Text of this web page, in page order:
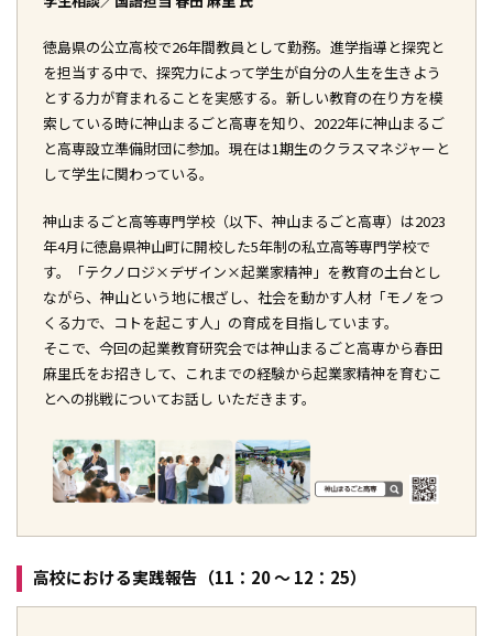
徳島県の公立高校で26年間教員として勤務。進学指導と探究と
を担当する中で、探究力によって学生が自分の人生を生きよう
とする力が育まれることを実感する。新しい教育の在り方を模
索している時に神山まるごと高専を知り、2022年に神山まるご
と高専設立準備財団に参加。現在は1期生のクラスマネジャーと
して学生に関わっている。
神山まるごと高等専門学校（以下、神山まるごと高専）は2023
年4月に徳島県神山町に開校した5年制の私立高等専門学校で
す。「テクノロジ×デザイン×起業家精神」を教育の土台とし
ながら、神山という地に根ざし、社会を動かす人材「モノをつ
くる力で、コトを起こす人」の育成を目指しています。
そこで、今回の起業教育研究会では神山まるごと高専から春田
麻里氏をお招きして、これまでの経験から起業家精神を育むこ
とへの挑戦についてお話し いただきます。
高校における実践報告（11：20 ～ 12：25）